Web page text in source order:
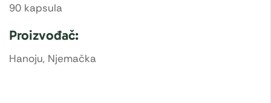
90 kapsula
Proizvođač:
Hanoju, Njemačka